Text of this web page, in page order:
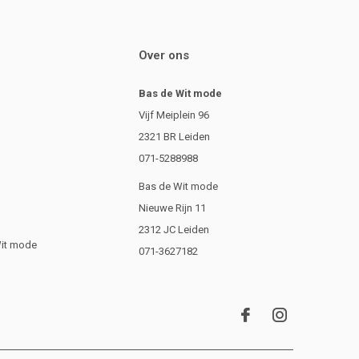
mode
Over ons
Bas de Wit mode
Vijf Meiplein 96
2321 BR Leiden
071-5288988
Bas de Wit mode
Nieuwe Rijn 11
2312 JC Leiden
071-3627182